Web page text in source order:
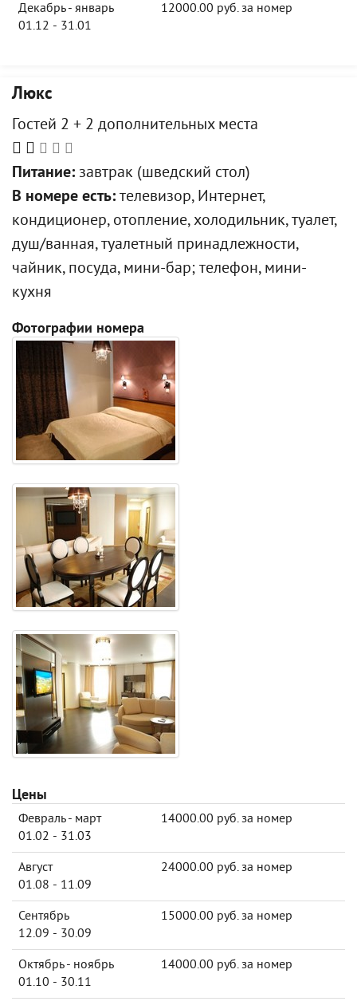
Декабрь - январь
01.12 - 31.01
12000.00 руб. за номер
Люкс
Гостей 2 + 2 дополнительных места
Питание: завтрак (шведский стол)
В номере есть: телевизор, Интернет,
кондиционер, отопление, холодильник, туалет,
душ/ванная, туалетный принадлежности,
чайник, посуда, мини-бар; телефон, мини-
кухня
Фотографии номера
Цены
Февраль - март
01.02 - 31.03
14000.00 руб. за номер
Август
01.08 - 11.09
24000.00 руб. за номер
Сентябрь
12.09 - 30.09
15000.00 руб. за номер
Октябрь - ноябрь
01.10 - 30.11
14000.00 руб. за номер